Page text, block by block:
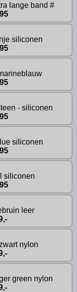
lange band #
siliconen
- siliconen
siliconen
siliconen
leer
nylon
green nylon